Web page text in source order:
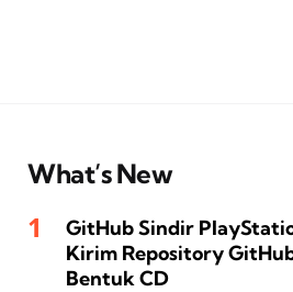
What’s New
GitHub Sindir
Kirim Repository
Bentuk CD